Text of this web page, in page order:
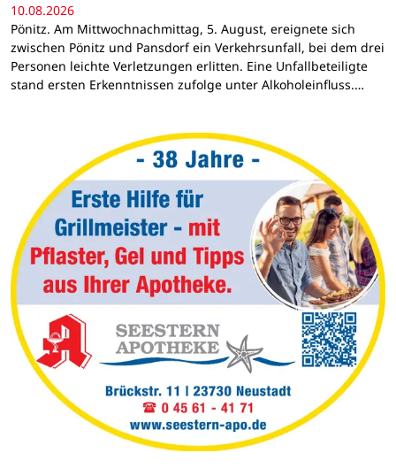
10.08.2026
Pönitz. Am Mittwochnachmittag, 5. August, ereignete sich
zwischen Pönitz und Pansdorf ein Verkehrsunfall, bei dem drei
Personen leichte Verletzungen erlitten. Eine Unfallbeteiligte
stand ersten Erkenntnissen zufolge unter Alkoholeinfluss.…